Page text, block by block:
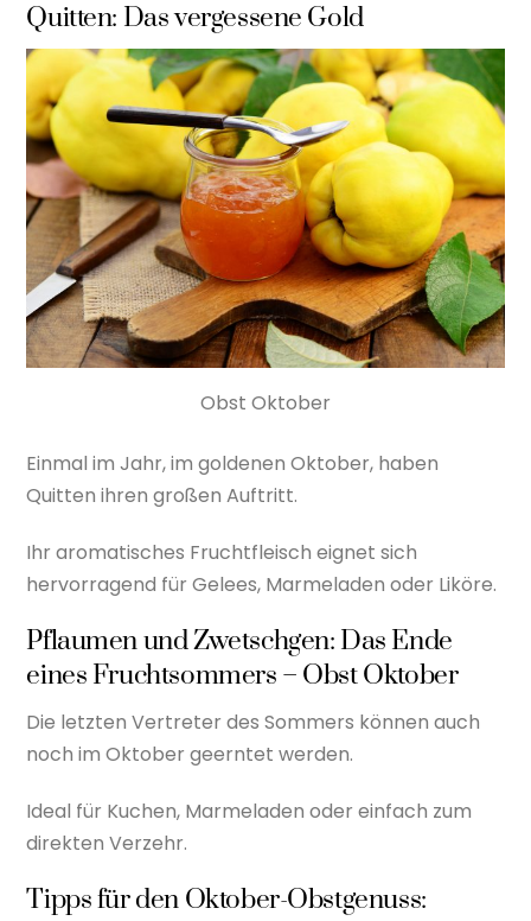
Quitten: Das vergessene Gold
Obst Oktober
Einmal im Jahr, im goldenen Oktober, haben
Quitten ihren großen Auftritt.
Ihr aromatisches Fruchtfleisch eignet sich
hervorragend für Gelees, Marmeladen oder Liköre.
Pflaumen und Zwetschgen: Das Ende
eines Fruchtsommers – Obst Oktober
Die letzten Vertreter des Sommers können auch
noch im Oktober geerntet werden.
Ideal für Kuchen, Marmeladen oder einfach zum
direkten Verzehr.
Tipps für den Oktober-Obstgenuss: